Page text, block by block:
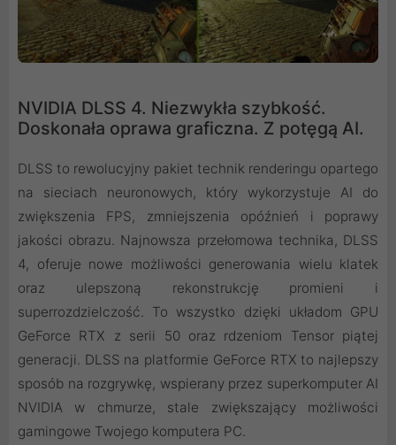
NVIDIA DLSS 4. Niezwykła szybkość.
Doskonała oprawa graficzna. Z potęgą AI.
DLSS to rewolucyjny pakiet technik renderingu opartego
na sieciach neuronowych, który wykorzystuje AI do
zwiększenia FPS, zmniejszenia opóźnień i poprawy
jakości obrazu. ‌Najnowsza przełomowa technika, DLSS
4, oferuje nowe możliwości generowania wielu klatek
oraz ulepszoną rekonstrukcję promieni i
superrozdzielczość. To wszystko dzięki układom GPU
GeForce RTX z serii 50 oraz rdzeniom Tensor piątej
generacji. DLSS na platformie GeForce RTX to najlepszy
sposób na rozgrywkę, wspierany przez superkomputer AI
NVIDIA w chmurze, stale zwiększający możliwości
gamingowe Twojego komputera PC.